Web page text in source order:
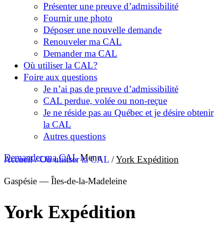
Présenter une preuve d’admissibilité
Fournir une photo
Déposer une nouvelle demande
Renouveler ma CAL
Demander ma CAL
Où utiliser la CAL?
Foire aux questions
Je n’ai pas de preuve d’admissibilité
CAL perdue, volée ou non-reçue
Je ne réside pas au Québec et je désire obtenir
la CAL
Autres questions
Demander ma CAL Menu
Accueil/Où utiliser la CAL /York Expédition
Gaspésie — Îles-de-la-Madeleine
York Expédition